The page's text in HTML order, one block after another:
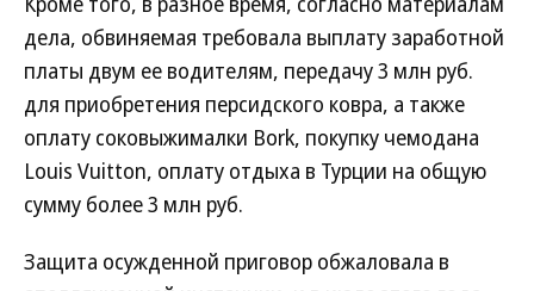
дела, обвиняемая требовала выплату заработной
платы двум ее водителям, передачу 3 млн руб.
для приобретения персидского ковра, а также
оплату соковыжималки Bork, покупку чемодана
Louis Vuitton, оплату отдыха в Турции на общую
сумму более 3 млн руб.
Защита осужденной приговор обжаловала в